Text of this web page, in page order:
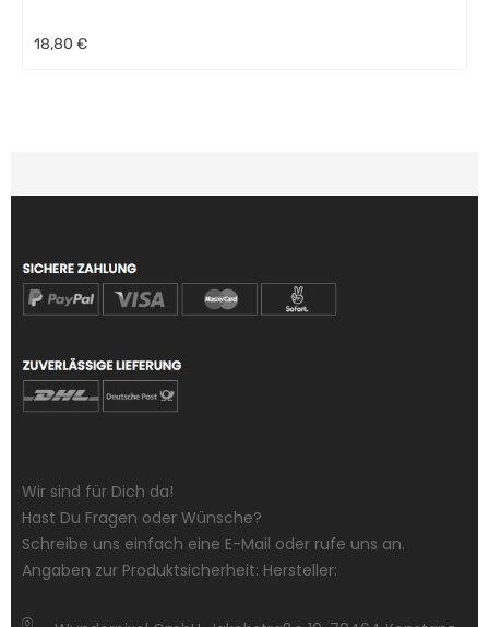
18,80 €
Wir sind für Dich da!
Hast Du Fragen oder Wünsche?
Schreibe uns einfach eine E-Mail oder rufe uns an.
Angaben zur Produktsicherheit: Hersteller: